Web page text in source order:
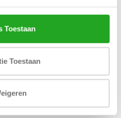
Toestaan
Toestaan
- WENDY